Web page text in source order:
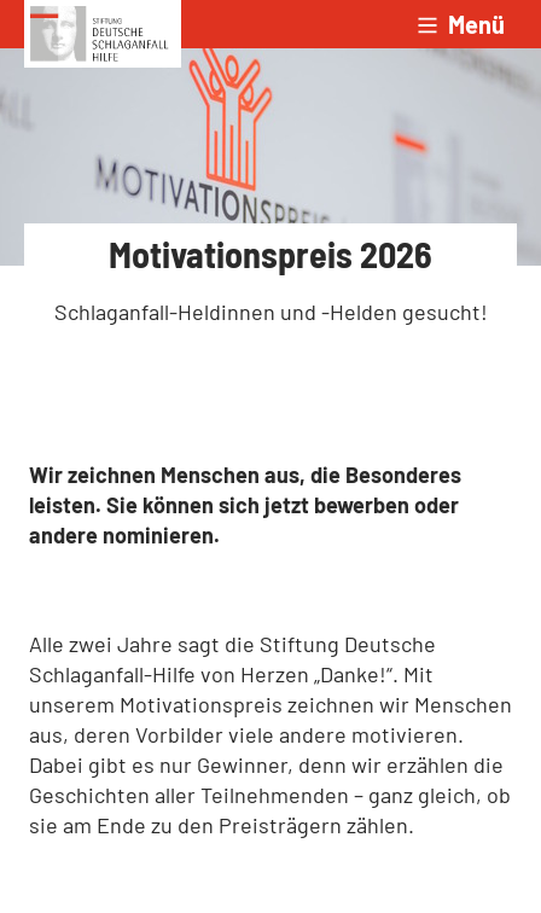
Zum Inhalt springen Menü
Motivationspreis 2026
Schlaganfall-Heldinnen und -Helden gesucht!
Wir zeichnen Menschen aus, die Besonderes
leisten. Sie können sich jetzt bewerben oder
andere nominieren.
Alle zwei Jahre sagt die Stiftung Deutsche
Schlaganfall-Hilfe von Herzen „Danke!“. Mit
unserem Motivationspreis zeichnen wir Menschen
aus, deren Vorbilder viele andere motivieren.
Dabei gibt es nur Gewinner, denn wir erzählen die
Geschichten aller Teilnehmenden – ganz gleich, ob
sie am Ende zu den Preisträgern zählen.